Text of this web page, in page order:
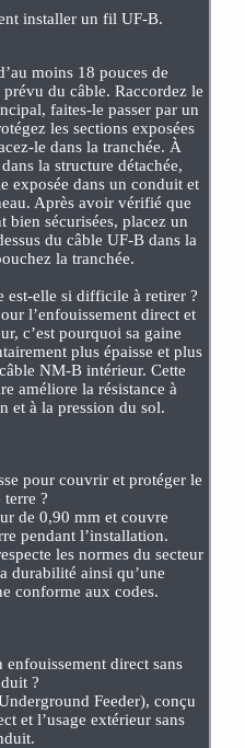
installer un fil UF-B.
moins 18 pouces de
du câble. Raccordez le
faites-le passer par un
les sections exposées
le dans la tranchée. À
la structure détachée,
exposée dans un conduit et
Après avoir vérifié que
bien sécurisées, placez un
du câble UF-B dans la
la tranchée.
est-elle si difficile à retirer ?
l’enfouissement direct et
c’est pourquoi sa gaine
plus épaisse et plus
NM-B intérieur. Cette
améliore la résistance à
et à la pression du sol.
pour couvrir et protéger le
?
de 0,90 mm et couvre
pendant l’installation.
les normes du secteur
durabilité ainsi qu’une
conforme aux codes.
direct sans
?
Feeder), conçu
et l’usage extérieur sans